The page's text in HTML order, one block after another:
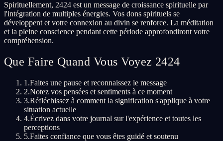
Spirituellement, 2424 est un message de croissance spirituelle par
l'intégration de multiples énergies. Vos dons spirituels se
développent et votre connexion au divin se renforce. La méditation
et la pleine conscience pendant cette période approfondiront votre
compréhension.
Que Faire Quand Vous Voyez 2424
1.Faites une pause et reconnaissez le message
2.Notez vos pensées et sentiments à ce moment
3.Réfléchissez à comment la signification s'applique à votre
situation actuelle
4.Écrivez dans votre journal sur l'expérience et toutes les
perceptions
5.Faites confiance que vous êtes guidé et soutenu